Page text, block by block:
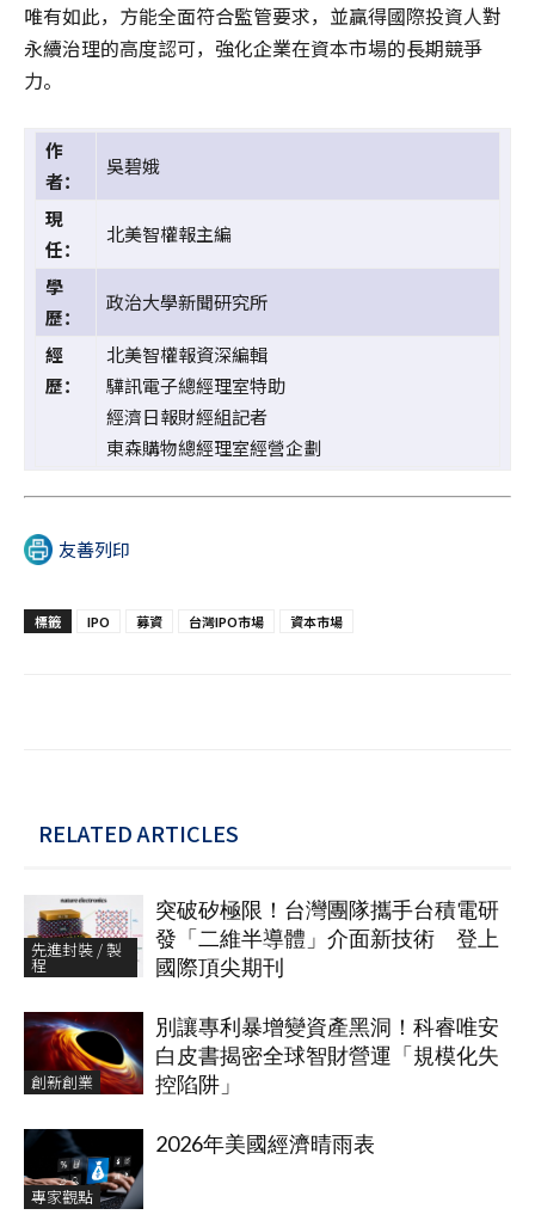
唯有如此，方能全面符合監管要求，並贏得國際投資人對
永續治理的高度認可，強化企業在資本市場的長期競爭
力。
作
者：
吳碧娥
現
任：
北美智權報主編
學
歷：
政治大學新聞研究所
經
歷：
北美智權報資深編輯
驊訊電子總經理室特助
經濟日報財經組記者
東森購物總經理室經營企劃
友善列印
標籤 IPO 募資 台灣IPO市場 資本市場
RELATED ARTICLES
先進封裝 / 製
程
突破矽極限！台灣團隊攜手台積電研
發「二維半導體」介面新技術 登上
國際頂尖期刊
創新創業
別讓專利暴增變資產黑洞！科睿唯安
白皮書揭密全球智財營運「規模化失
控陷阱」
專家觀點
2026年美國經濟晴雨表